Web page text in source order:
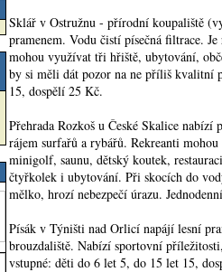
Sklář v Ostružnu - přírodní koupaliště
pramenem. Vodu čistí písečná filtrace.
mohou využívat tři hřiště, ubytování,
by si měli dát pozor na ne příliš kvalitní
15, dospělí 25 Kč.
Přehrada Rozkoš u České Skalice
rájem surfařů a rybářů. Rekreanti
minigolf, saunu, dětský koutek,
čtyřkolek i ubytování. Při skocích do
mělko, hrozí nebezpečí úrazu.
Písák v Týništi nad Orlicí napájí lesní
brouzdaliště. Nabízí sportovní
vstupné: děti do 6 let 5, do 15 let 15,